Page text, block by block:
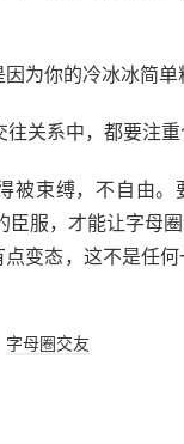
为你的冷冰冰简
关系中，都要注
被束缚，不自由
臣服，才能让字母
变态，这不是任
字母圈交友